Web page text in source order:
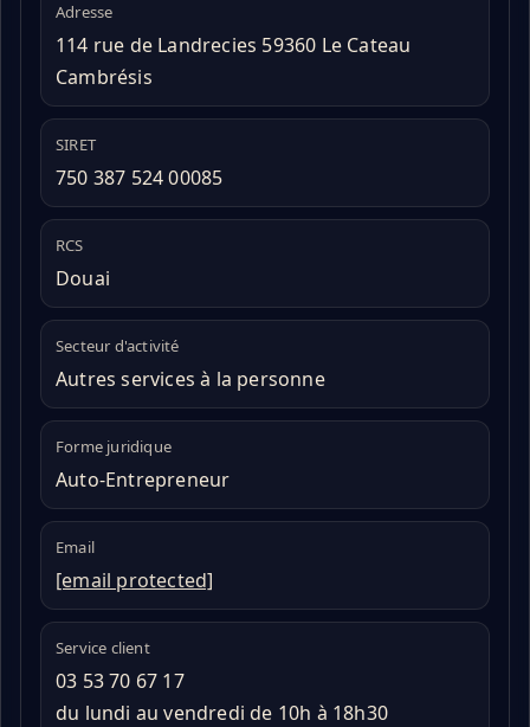
Adresse
114 rue de Landrecies 59360 Le Cateau
Cambrésis
SIRET
750 387 524 00085
RCS
Douai
Secteur d'activité
Autres services à la personne
Forme juridique
Auto-Entrepreneur
Email
[email protected]
Service client
03 53 70 67 17
du lundi au vendredi de 10h à 18h30